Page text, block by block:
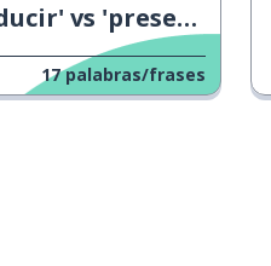
vs 'presentar'
17 palabras/frases